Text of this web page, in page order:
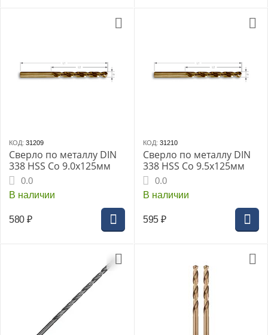
КОД: 31209
Сверло по металлу DIN
338 HSS Co 9.0x125мм
0.0
В наличии
580 ₽
КОД: 31210
Сверло по металлу DIN
338 HSS Co 9.5x125мм
0.0
В наличии
595 ₽